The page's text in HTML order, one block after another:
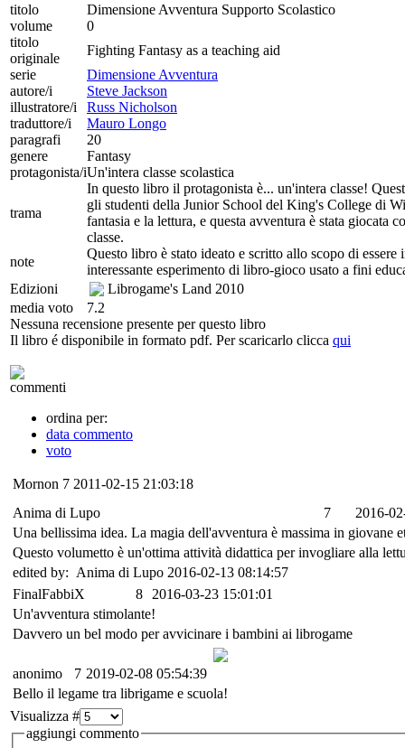
titolo
Dimensione Avventura Supporto Scolastico
volume
0
titolo
originale
Fighting Fantasy as a teaching aid
serie
Dimensione Avventura
autore/i
Steve Jackson
illustratore/i
Russ Nicholson
traduttore/i
Mauro Longo
paragrafi
20
genere
Fantasy
protagonista/iUn'intera classe scolastica
trama
In questo libro il protagonista è... un'intera classe!
gli studenti della Junior School del King's College di
fantasia e la lettura, e questa avventura è stata giocata
classe.
note
Questo libro è stato ideato e scritto allo scopo di
interessante esperimento di libro-gioco usato a fini
Edizioni
Librogame's Land 2010
media voto
7.2
Nessuna recensione presente per questo libro
Il libro é disponibile in formato pdf. Per scaricarlo clicca qui
commenti
ordina per:
data commento
voto
Mornon 7 2011-02-15 21:03:18
Anima di Lupo
7
2016-
Una bellissima idea. La magia dell'avventura è massima in giovane
Questo volumetto è un'ottima attività didattica per invogliare alla
edited by: Anima di Lupo 2016-02-13 08:14:57
FinalFabbiX
8
2016-03-23 15:01:01
Un'avventura stimolante!
Davvero un bel modo per avvicinare i bambini ai librogame
anonimo 7 2019-02-08 05:54:39
Bello il legame tra librigame e scuola!
Visualizza #
aggiungi commento